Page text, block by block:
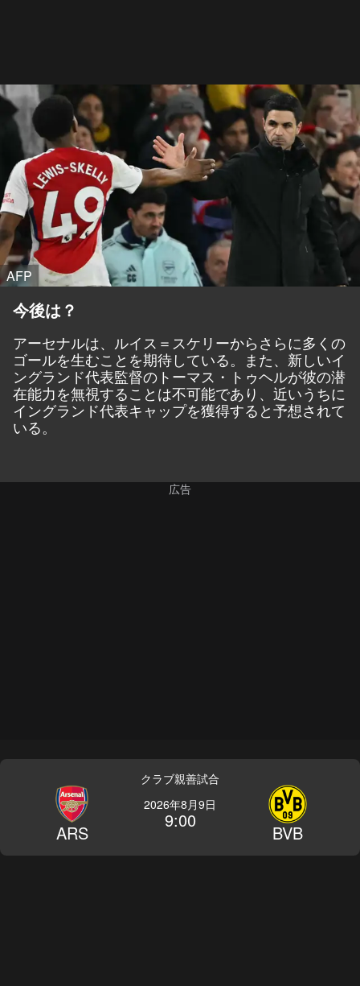
AFP
今後は？
アーセナルは、ルイス＝スケリーからさらに多くの
ゴールを生むことを期待している。また、新しいイ
ングランド代表監督のトーマス・トゥヘルが彼の潜
在能力を無視することは不可能であり、近いうちに
イングランド代表キャップを獲得すると予想されて
いる。
クラブ親善試合
ARS
2026年8月9日
9:00
BVB